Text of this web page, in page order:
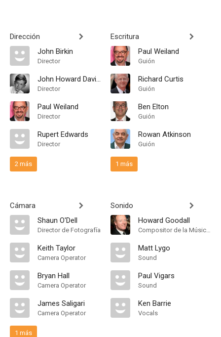
Dirección
John Birkin
Director
John Howard Davies
Director
Paul Weiland
Director
Rupert Edwards
Director
2 más
Cámara
Shaun O'Dell
Director de Fotografía
Keith Taylor
Camera Operator
Bryan Hall
Camera Operator
James Saligari
Camera Operator
1 más
Escritura
Paul Weiland
Guión
Richard Curtis
Guión
Ben Elton
Guión
Rowan Atkinson
Guión
1 más
Sonido
Howard Goodall
Compositor de la Música Original
Matt Lygo
Sound
Paul Vigars
Sound
Ken Barrie
Vocals